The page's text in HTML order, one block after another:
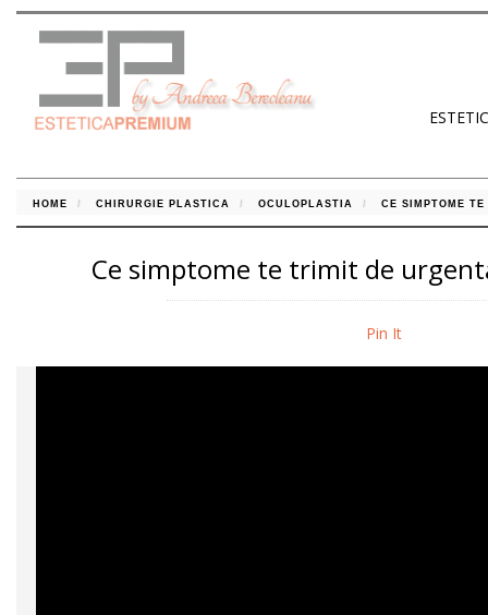
HOME CHIRURGIE PLASTICA OCULOPLASTIA CE SIMPTOME
Ce simptome te trimit de
Pin It